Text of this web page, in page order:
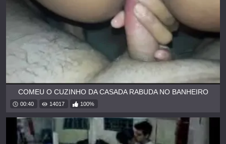
COMEU O CUZINHO DA CASADA RABUDA NO BANHEIRO
00:40 14017 100%